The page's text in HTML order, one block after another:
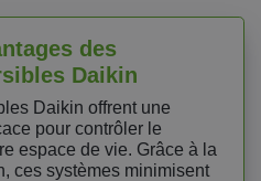
des
Daikin
Daikin offrent une
pour contrôler le
espace de vie. Grâce à la
ces systèmes minimisent